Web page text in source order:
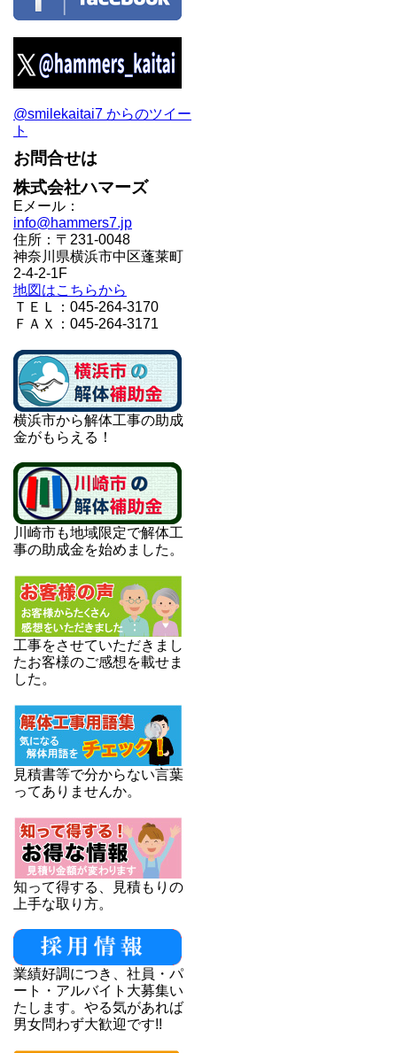
@smilekaitai7 からのツイー
ト
お問合せは
株式会社ハマーズ
Eメール：
info@hammers7.jp
住所：〒231-0048
神奈川県横浜市中区蓬莱町
2-4-2-1F
地図はこちらから
ＴＥＬ：045-264-3170
ＦＡＸ：045-264-3171
横浜市から解体工事の助成
金がもらえる！
川崎市も地域限定で解体工
事の助成金を始めました。
工事をさせていただきまし
たお客様のご感想を載せま
した。
見積書等で分からない言葉
ってありませんか。
知って得する、見積もりの
上手な取り方。
業績好調につき、社員・パ
ート・アルバイト大募集い
たします。やる気があれば
男女問わず大歓迎です!!